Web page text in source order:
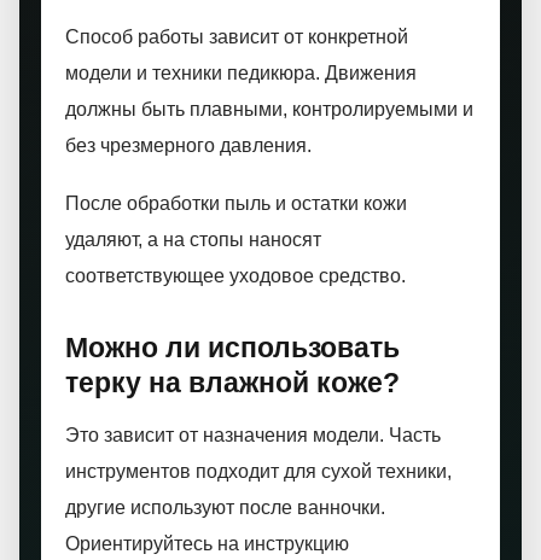
Способ работы зависит от конкретной
модели и техники педикюра. Движения
должны быть плавными, контролируемыми и
без чрезмерного давления.
После обработки пыль и остатки кожи
удаляют, а на стопы наносят
соответствующее уходовое средство.
Можно ли использовать
терку на влажной коже?
Это зависит от назначения модели. Часть
инструментов подходит для сухой техники,
другие используют после ванночки.
Ориентируйтесь на инструкцию